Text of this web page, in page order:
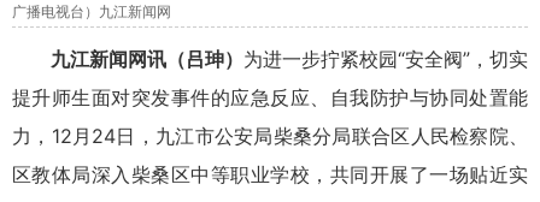
广播电视台）九江新闻网
九江新闻网讯 （吕珅） 为进一步拧紧校园“安全阀”，切实
提升师生面对突发事件的应急反应、自我防护与协同处置能
力，12月24日，九江市公安局柴桑分局联合区人民检察院、
区教体局深入柴桑区中等职业学校，共同开展了一场贴近实